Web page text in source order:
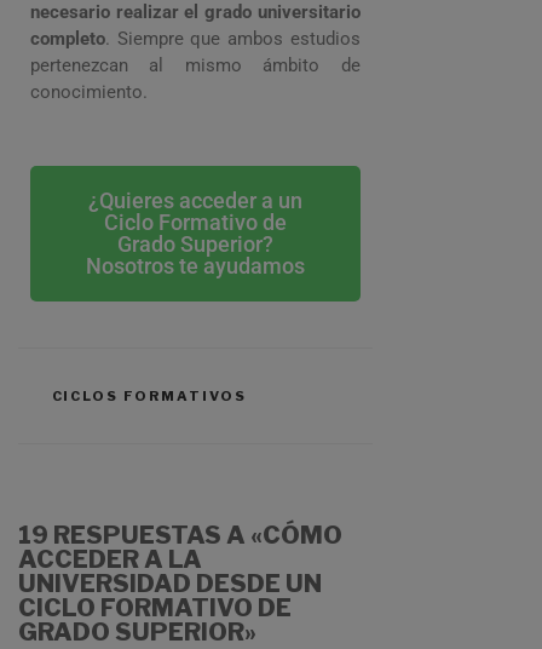
necesario realizar el grado universitario
completo. Siempre que ambos estudios
pertenezcan al mismo ámbito de
conocimiento.
¿Quieres acceder a un
Ciclo Formativo de
Grado Superior?
Nosotros te ayudamos
CICLOS FORMATIVOS
19 RESPUESTAS A «CÓMO
ACCEDER A LA
UNIVERSIDAD DESDE UN
CICLO FORMATIVO DE
GRADO SUPERIOR»